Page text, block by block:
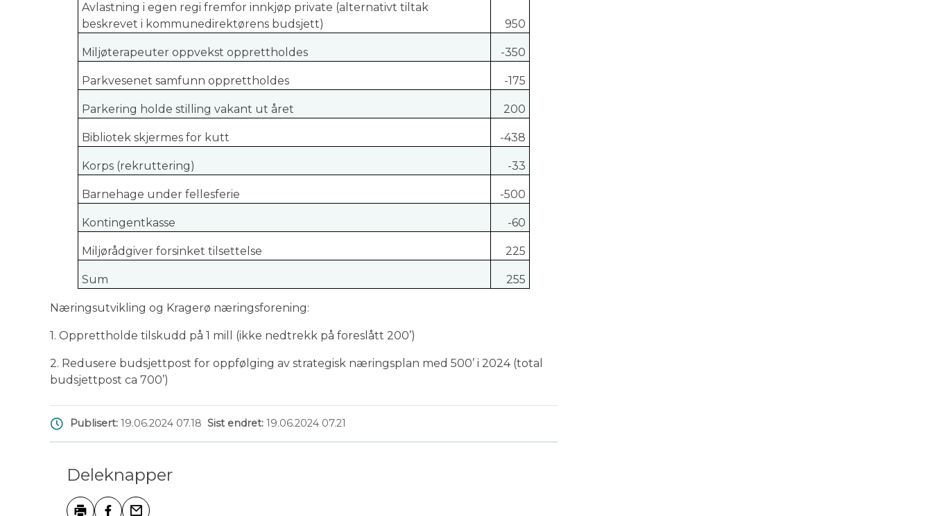
Avlastning i egen regi fremfor innkjøp private (alternativt tiltak
beskrevet i kommunedirektørens budsjett)
950
Miljøterapeuter oppvekst opprettholdes -350
Parkvesenet samfunn opprettholdes -175
Parkering holde stilling vakant ut året 200
Bibliotek skjermes for kutt -438
Korps (rekruttering) -33
Barnehage under fellesferie -500
Kontingentkasse -60
Miljørådgiver forsinket tilsettelse 225
Sum 255
​Næringsutvikling og Kragerø næringsforening:
1. Opprettholde tilskudd på 1 mill (ikke nedtrekk på foreslått 200’)
2. Redusere budsjettpost for oppfølging av strategisk næringsplan med 500’ i 2024 (total
budsjettpost ca 700’)
Publisert 19.06.2024 07.18 Sist endret 19.06.2024 07.21
Deleknapper